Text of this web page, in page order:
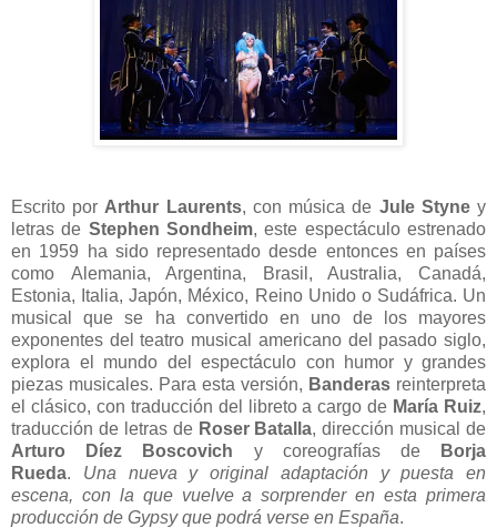
Escrito por Arthur Laurents, con música de Jule Styney
letras de Stephen Sondheim, este espectáculo estrenado
en 1959 ha sido representado desde entonces en países
como Alemania, Argentina, Brasil, Australia, Canadá,
Estonia, Italia, Japón, México, Reino Unido o Sudáfrica. Un
musical que se ha convertido en uno de los mayores
exponentes del teatro musical americano del pasado siglo,
explora el mundo del espectáculo con humor y grandes
piezas musicales. Para esta versión, Banderas reinterpreta
el clásico, con traducción del libreto a cargo de María Ruiz,
traducción de letras de Roser Batalla, dirección musical de
Arturo Díez Boscovich y coreografías de
Borja
Rueda. Una nueva y original adaptación y puesta en
escena, con la que vuelve a sorprender en esta primera
producción de Gypsy que podrá verse en España.